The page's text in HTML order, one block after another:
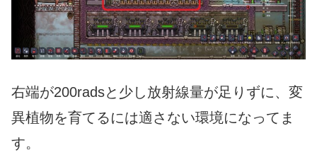
右端が200radsと少し放射線量が足りずに、変
異植物を育てるには適さない環境になってま
す。